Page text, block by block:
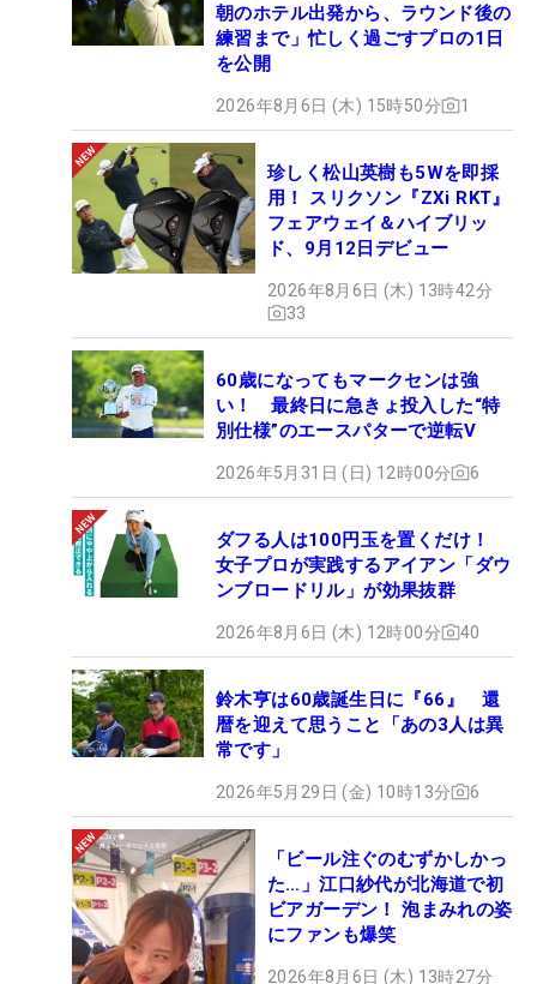
朝のホテル出発から、ラウンド後の
練習まで」忙しく過ごすプロの1日
を公開
2026年8月6日 (木) 15時50分 1
珍しく松山英樹も5Wを即採
用！ スリクソン『ZXi RKT』
フェアウェイ＆ハイブリッ
ド、9月12日デビュー
2026年8月6日 (木) 13時42分
33
60歳になってもマークセンは強
い！ 最終日に急きょ投入した“特
別仕様”のエースパターで逆転V
2026年5月31日 (日) 12時00分 6
ダフる人は100円玉を置くだけ！
女子プロが実践するアイアン「ダウ
ンブロードリル」が効果抜群
2026年8月6日 (木) 12時00分 40
鈴木亨は60歳誕生日に『66』 還
暦を迎えて思うこと「あの3人は異
常です」
2026年5月29日 (金) 10時13分 6
「ビール注ぐのむずかしかっ
た…」江口紗代が北海道で初
ビアガーデン！ 泡まみれの姿
にファンも爆笑
2026年8月6日 (木) 13時27分